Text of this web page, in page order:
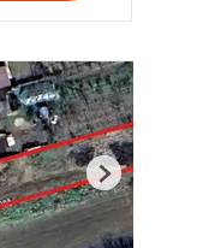
Next